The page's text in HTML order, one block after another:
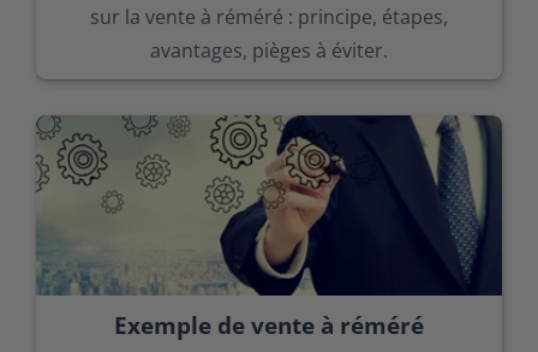
sur la vente à réméré : principe, étapes,
avantages, pièges à éviter.
Exemple de vente à réméré